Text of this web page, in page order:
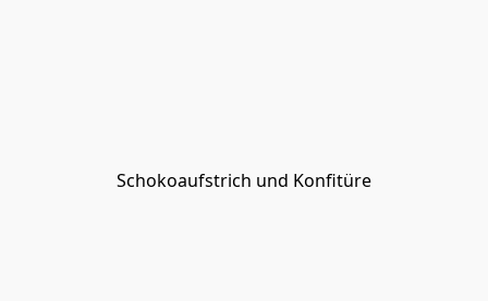
Schokoaufstrich und Konfitüre